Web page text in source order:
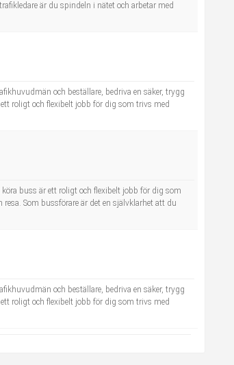
är du spindeln i nätet och arbetar med
och beställare, bedriva en säker, trygg
roligt och flexibelt jobb för dig som trivs med
buss är ett roligt och flexibelt jobb för dig som
Som bussförare är det en självklarhet att du
och beställare, bedriva en säker, trygg
roligt och flexibelt jobb för dig som trivs med